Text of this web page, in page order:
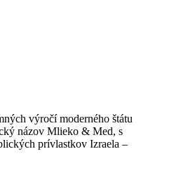
výročí moderného štátu
názov Mlieko & Med, s
prívlastkov Izraela –